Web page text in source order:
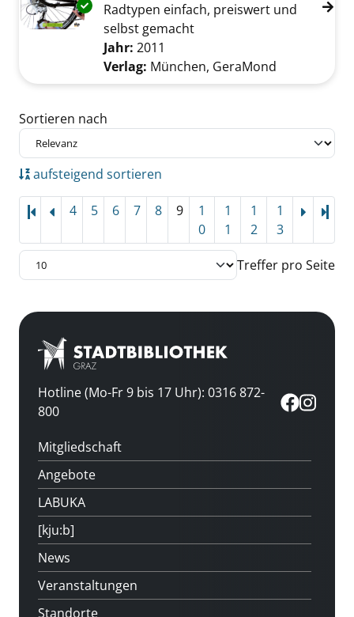
Exemplar-Details von Fahrradwerkstatt
Radtypen einfach, preiswert und
selbst gemacht
Suche nach diesem Verfasser
Jahr: 2011
Verlag: München, GeraMond
Zu den Suchfiltern springen
Sortieren nach
aufsteigend sortieren
4 5 6 7 8 9
1
0
1
1
1
2
1
3
Treffer pro Seite
Hotline (Mo-Fr 9 bis 17 Uhr): 0316 872-
800
Mitgliedschaft
Angebote
LABUKA
[kju:b]
News
Veranstaltungen
Standorte